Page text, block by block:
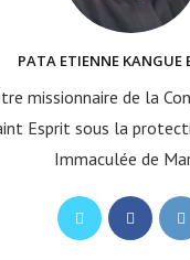
PATA ETIENNE KANGUE
missionnaire de la
Esprit sous la
Immaculée de
S’ouvre
dans
dans